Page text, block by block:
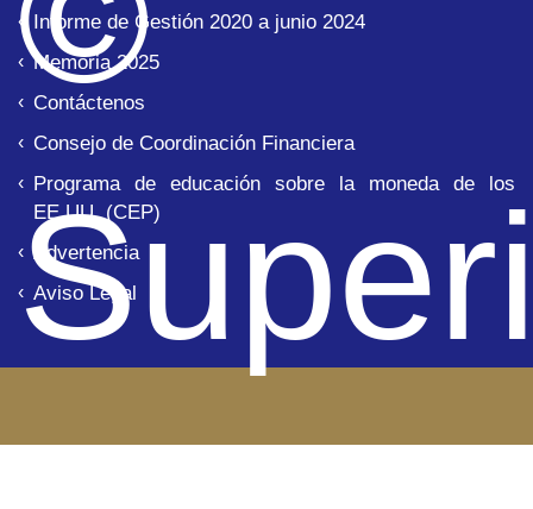
Informe de Gestión 2020 a junio 2024
Memoria 2025
Contáctenos
Consejo de Coordinación Financiera
Programa de educación sobre la moneda de los
EE.UU. (CEP)
Advertencia
Aviso Legal